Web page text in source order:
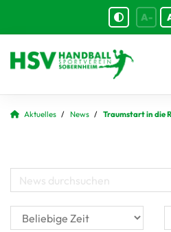
A-
Aktuelles News Traumstart in die